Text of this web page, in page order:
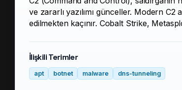
ve zararlı yazılımı günceller. Modern
edilmekten kaçınır. Cobalt Strike,
İlişkili Terimler
apt botnet malware dns-tunneling